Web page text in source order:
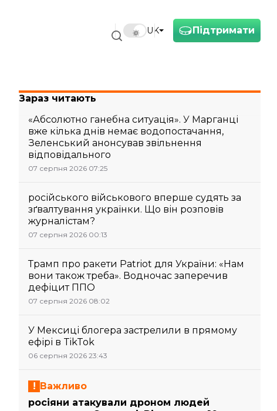
Підтримати
UK
Зараз читають
«Абсолютно ганебна ситуація». У Марганці
вже кілька днів немає водопостачання,
Зеленський анонсував звільнення
відповідального
07 серпня 2026 07:25
російського військового вперше судять за
зґвалтування українки. Що він розповів
журналістам?
07 серпня 2026 00:13
Трамп про ракети Patriot для України: «Нам
вони також треба». Водночас заперечив
дефіцит ППО
07 серпня 2026 08:02
У Мексиці блогера застрелили в прямому
ефірі в TikTok
06 серпня 2026 23:43
Важливо
росіяни атакували дроном людей